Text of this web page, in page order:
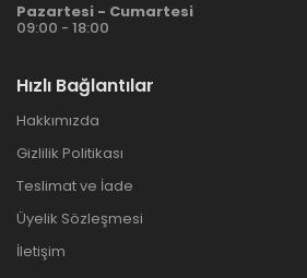
Pazartesi - Cumartesi
09:00 - 18:00
Hızlı Bağlantılar
Hakkımızda
Gizlilik Politikası
Teslimat ve İade
Üyelik Sözleşmesi
İletişim